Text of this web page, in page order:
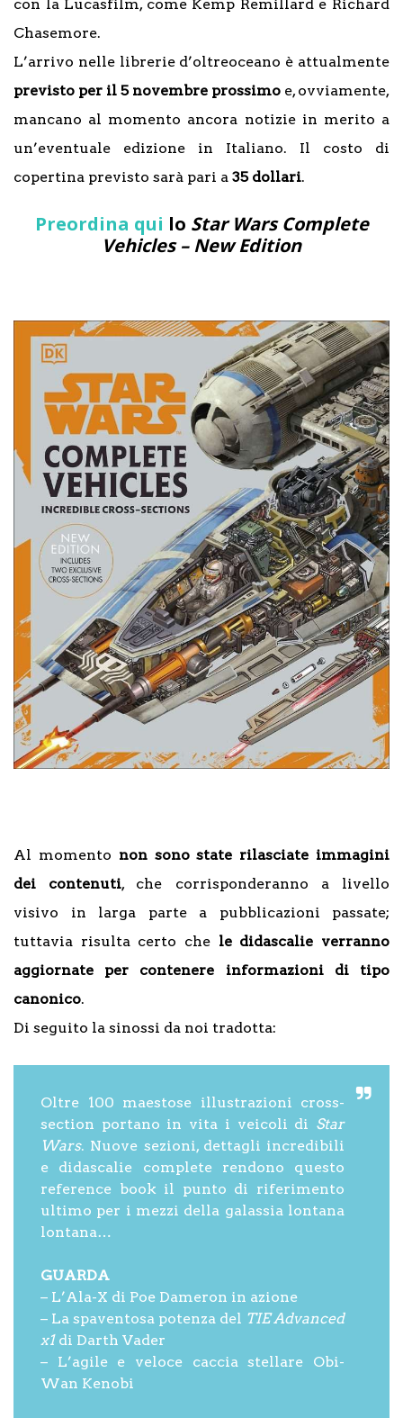
con la Lucasfilm, come Kemp Remillard e Richard
Chasemore.
L’arrivo nelle librerie d’oltreoceano è attualmente
previsto per il 5 novembre prossimo e, ovviamente,
mancano al momento ancora notizie in merito a
un’eventuale edizione in Italiano. Il costo di
copertina previsto sarà pari a 35 dollari.
Preordina qui lo Star Wars Complete
Vehicles – New Edition
Al momento non sono state rilasciate immagini
dei contenuti, che corrisponderanno a livello
visivo in larga parte a pubblicazioni passate;
tuttavia risulta certo che le didascalie verranno
aggiornate per contenere informazioni di tipo
canonico.
Di seguito la sinossi da noi tradotta:
Oltre 100 maestose illustrazioni cross-
section portano in vita i veicoli di Star
Wars. Nuove sezioni, dettagli incredibili
e didascalie complete rendono questo
reference book il punto di riferimento
ultimo per i mezzi della galassia lontana
lontana…
GUARDA
– L’Ala-X di Poe Dameron in azione
– La spaventosa potenza del TIE Advanced
x1di Darth Vader
– L’agile e veloce caccia stellare Obi-
Wan Kenobi